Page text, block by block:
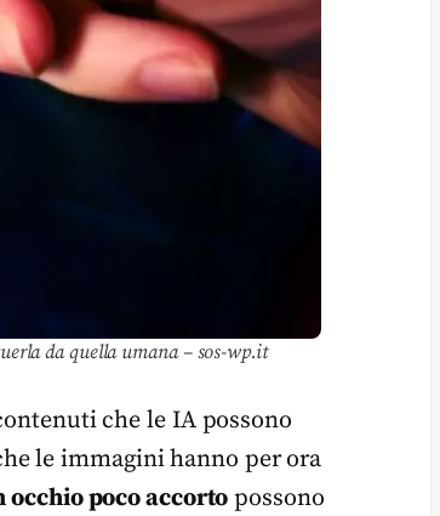
da quella umana – sos-wp.it
che le IA possono
le immagini hanno per ora
occhio poco accortopossono